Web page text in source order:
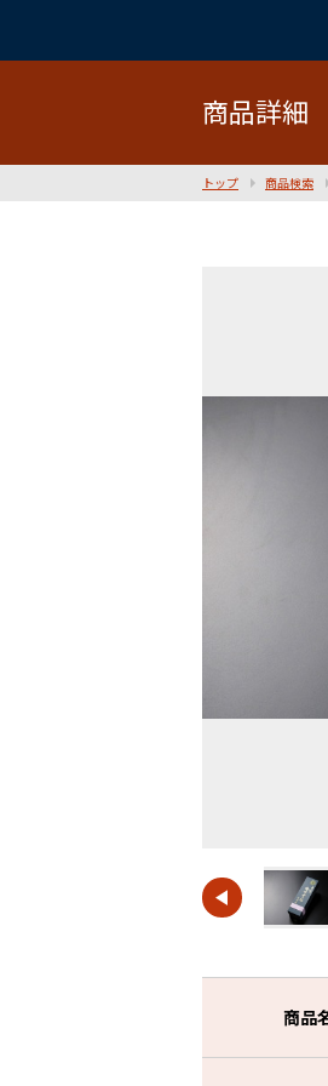
商品詳細
トップ 商品検索
商品